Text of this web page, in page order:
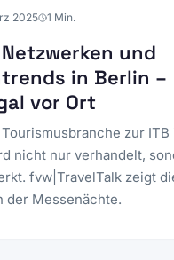
2025 1 Min.
und
in Berlin –
vor Ort
zur ITB
nicht nur verhandelt,
fvw|TravelTalk zeigt
der Messenächte.